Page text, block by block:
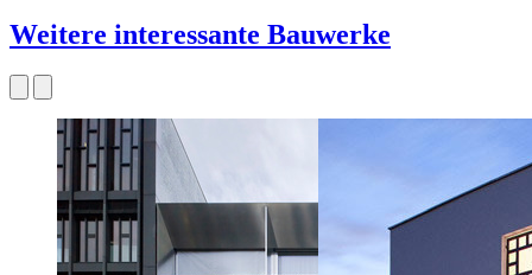
Weitere interessante Bauwerke